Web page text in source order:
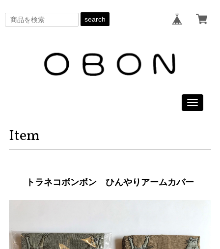
search
Toggle
Item
トラネコボンボン ひんやりアームカバー